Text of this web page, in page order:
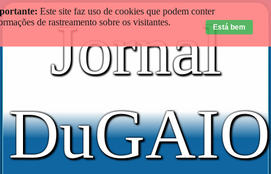
Jornal
DuGAIO
Este site faz uso de cookies que podem conter
de rastreamento sobre os visitantes.
Está bem